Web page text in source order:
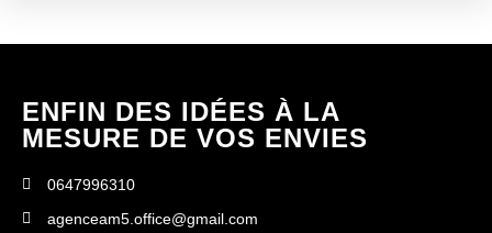
ENFIN DES IDÉES À LA
MESURE DE VOS ENVIES
0647996310
agenceam5.office@gmail.com